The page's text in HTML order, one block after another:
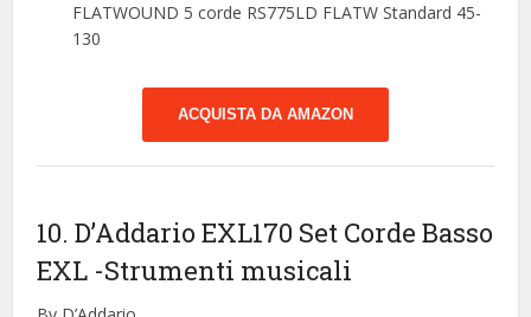
FLATWOUND 5 corde RS775LD FLATW Standard 45-
130
ACQUISTA DA AMAZON
10. D’Addario EXL170 Set Corde Basso
EXL -Strumenti musicali